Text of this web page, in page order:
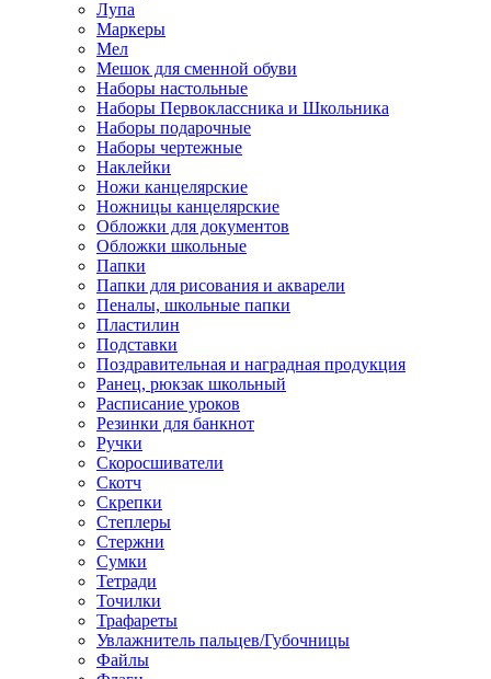
Лупа
Маркеры
Мел
Мешок для сменной обуви
Наборы настольные
Наборы Первоклассника и Школьника
Наборы подарочные
Наборы чертежные
Наклейки
Ножи канцелярские
Ножницы канцелярские
Обложки для документов
Обложки школьные
Папки
Папки для рисования и акварели
Пеналы, школьные папки
Пластилин
Подставки
Поздравительная и наградная продукция
Ранец, рюкзак школьный
Расписание уроков
Резинки для банкнот
Ручки
Скоросшиватели
Скотч
Скрепки
Степлеры
Стержни
Сумки
Тетради
Точилки
Трафареты
Увлажнитель пальцев/Губочницы
Файлы